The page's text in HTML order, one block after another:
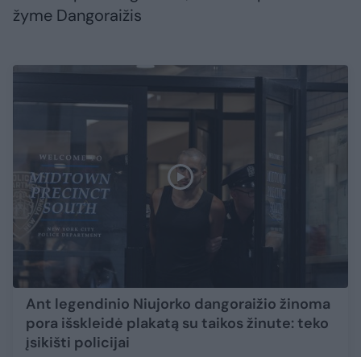
žyme Dangoraižis
Ant legendinio Niujorko dangoraižio žinoma
pora išskleidė plakatą su taikos žinute: teko
įsikišti policijai